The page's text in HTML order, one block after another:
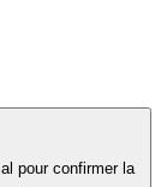
pour confirmer la